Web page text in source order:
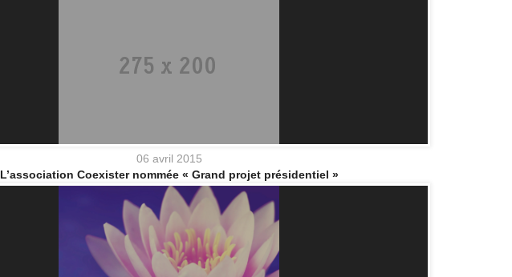
06 avril 2015
L’association Coexister nommée « Grand projet présidentiel »